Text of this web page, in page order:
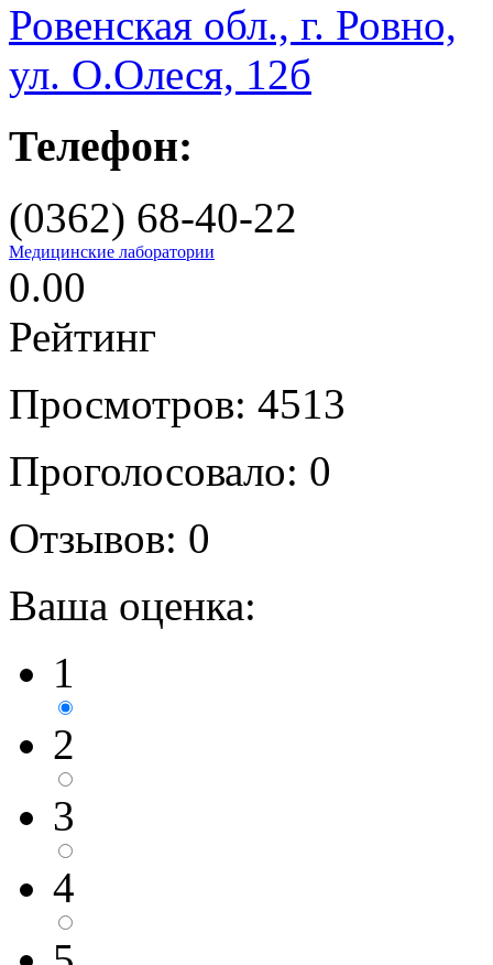
Ровенская обл., г. Ровно,
ул. О.Олеся, 12б
Телефон:
(0362) 68-40-22
Медицинские лаборатории
0.00
Рейтинг
Просмотров: 4513
Проголосовало: 0
Отзывов: 0
Ваша оценка:
1
2
3
4